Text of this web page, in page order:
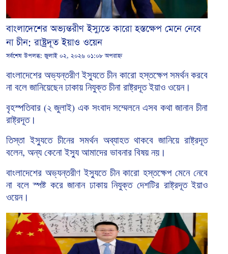
বাংলাদেশের অভ্যন্তরীণ ইস্যুতে কারো হস্তক্ষেপ মেনে নেবে
না চীন: রাষ্ট্রদূত ইয়াও ওয়েন
সর্বশেষ উপলব্ধ:জুলাই ০২, ২০২৬ ০১:০৮ অপরাহ্ন
বাংলাদেশের অভ্যন্তরীণ ইস্যুতে চীন কারো হস্তক্ষেপ সমর্থন করবে
না বলে জানিয়েছেন ঢাকায় নিযুক্ত চীনা রাষ্ট্রদূত ইয়াও ওয়েন।
বৃহস্পতিবার (২ জুলাই)এক সংবাদ সম্মেলনে এসব কথা জানান চীনা
রাষ্ট্রদূত।
তিস্তা ইস্যুতে চীনের সমর্থন অব্যাহত থাকবে জানিয়ে রাষ্ট্রদূত
বলেন, অন্য কেনো ইস্যু আমাদের ভাবনার বিষয় নয়।
বাংলাদেশের অভ্যন্তরীণ ইস্যুতে চীন কারো হস্তক্ষেপ মেনে নেবে
না বলে স্পষ্ট করে জানান ঢাকায় নিযুক্ত দেশটির রাষ্ট্রদূত ইয়াও
ওয়েন।